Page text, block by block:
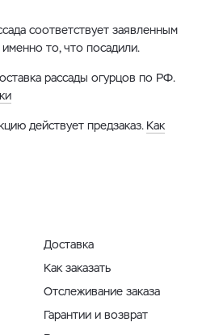
соответствует заявленным
то, что посадили.
рассады огурцов по РФ.
действует предзаказ. Как
Доставка
Как заказать
Отслеживание заказа
Гарантии и возврат